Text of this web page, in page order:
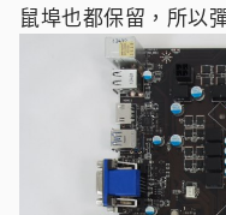
鼠埠也都保留，所以